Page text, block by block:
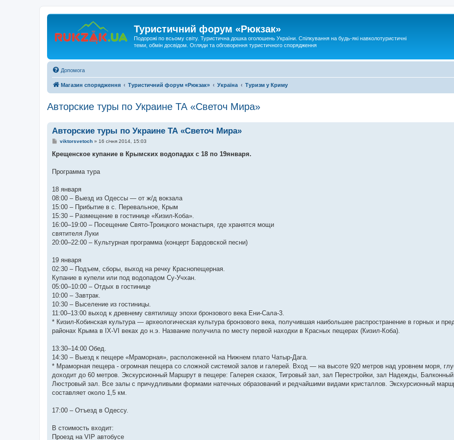
Туристичний форум «Рюкзак»
Подорожі по всьому світу. Туристична дошка оголошень України. Спілкування на будь-які навколотуристичні
теми, обмін досвідом. Огляди та обговорення туристичного спорядження
Допомога
Магазин спорядження Туристичний форум «Рюкзак» Україна Туризм у Криму
Авторские туры по Украине ТА «Светоч Мира»
Авторские туры по Украине ТА «Светоч Мира»
П
в
о
е
н
я
viktorsvetoch» 16 січня 2014, 15:03
Крещенское купание в Крымских водопадах с 18 по 19января.
Программа тура
18 января
08:00 – Выезд из Одессы — от ж/д вокзала
15:00 – Прибытие в с. Перевальное, Крым
15:30 – Размещение в гостинице «Кизил-Коба».
16:00–19:00 – Посещение Свято-Троицкого монастыря, где хранятся мощи
святителя Луки
20:00–22:00 – Культурная программа (концерт Бардовской песни)
19 января
02:30 – Подъем, сборы, выход на речку Краснопещерная.
Купание в купели или под водопадом Су-Учхан.
05:00–10:00 – Отдых в гостинице
10:00 – Завтрак.
10:30 – Выселение из гостиницы.
11:00–13:00 выход к древнему святилищу эпохи бронзового века Ени-Сала-3.
* Кизил-Кобинская культура — археологическая культура бронзового века, получившая наибольшее распространение в горных и
районах Крыма в IX-VI веках до н.э. Название получила по месту первой находки в Красных пещерах (Кизил-Коба).
13:30–14:00 Обед.
14:30 – Выезд к пещере «Мраморная», расположенной на Нижнем плато Чатыр-Дага.
* Мраморная пещера - огромная пещера со сложной системой залов и галерей. Вход — на высоте 920 метров над уровнем моря,
доходит до 60 метров. Экскурсионный Маршрут в пещере: Галерея сказок, Тигровый зал, зал Перестройки, зал Надежды, Балконный
Люстровый зал. Все залы с причудливыми формами натечных образований и редчайшими видами кристаллов. Экскурсионный
составляет около 1,5 км.
17:00 – Отъезд в Одессу.
В стоимость входит:
Проезд на VIP автобусе